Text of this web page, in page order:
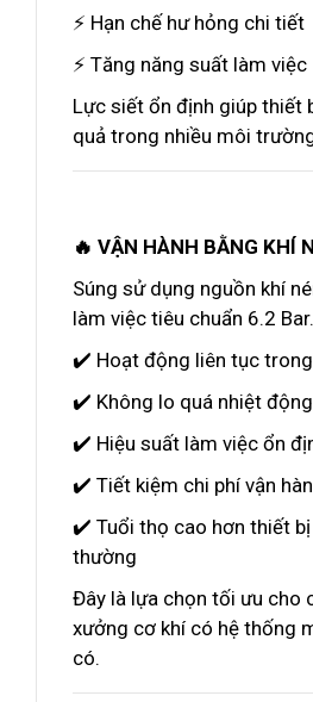
⚡ Hạn chế hư hỏng chi tiết
⚡ Tăng năng suất làm việc
Lực siết ổn định giúp thiết
quả trong nhiều môi
🔥 VẬN HÀNH BẰNG KHÍ
Súng sử dụng nguồn khí
làm việc tiêu chuẩn 6.2 Bar.
✔️ Hoạt động liên tục
✔️ Không lo quá nhiệt
✔️ Hiệu suất làm việc ổn
✔️ Tiết kiệm chi phí vận
✔️ Tuổi thọ cao hơn thiết
thường
Đây là lựa chọn tối ưu cho
xưởng cơ khí có hệ thống
có.